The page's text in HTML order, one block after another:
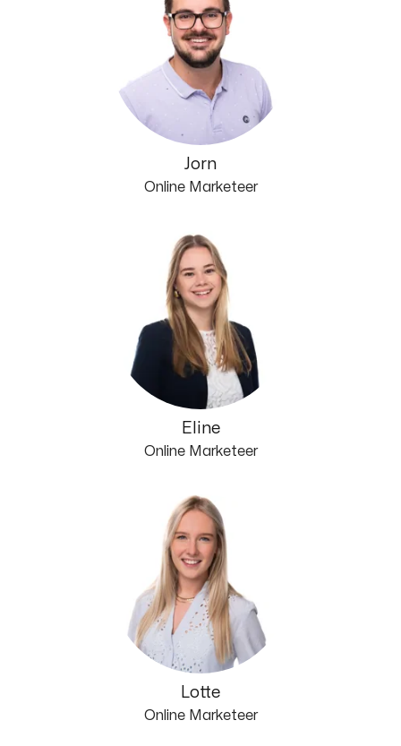
Jorn
Online Marketeer
Eline
Online Marketeer
Lotte
Online Marketeer